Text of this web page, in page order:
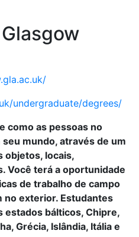
undergraduate/degrees/
como as pessoas no
mundo, através de um
objetos, locais,
Você terá a oportunidade
de trabalho de campo
no exterior. Estudantes
estados bálticos, Chipre,
Grécia, Islândia, Itália e